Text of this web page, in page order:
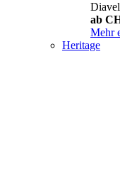
ab
Mehr
Heritage